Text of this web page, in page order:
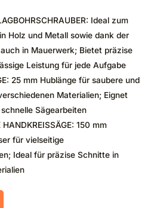
Ideal zum
Holz und Metall sowie dank der
in Mauerwerk; Bietet präzise
Leistung für jede Aufgabe
25 mm Hublänge für saubere und
Materialien; Eignet
Sägearbeiten
HANDKREISSÄGE: 150 mm
für vielseitige
Ideal für präzise Schnitte in